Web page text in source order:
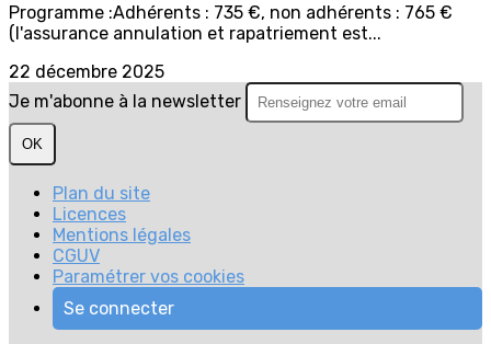
Programme :Adhérents : 735 €, non adhérents : 765 €
(l'assurance annulation et rapatriement est...
22 décembre 2025
Je m'abonne à la newsletter
OK
Plan du site
Licences
Mentions légales
CGUV
Paramétrer vos cookies
Se connecter